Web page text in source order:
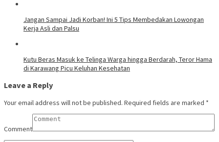
Jangan Sampai Jadi Korban! Ini 5 Tips Membedakan Lowongan
Kerja Asli dan Palsu
Kutu Beras Masuk ke Telinga Warga hingga Berdarah, Teror Hama
di Karawang Picu Keluhan Kesehatan
Leave a Reply
Your email address will not be published. Required fields are marked *
Comment